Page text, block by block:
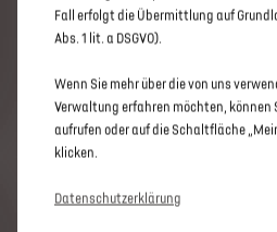
Fall erfolgt die Übermittlung auf
Abs. 1 lit. a DSGVO).
Wenn Sie mehr über die von uns
Verwaltung erfahren möchten, können
aufrufen oder auf die Schaltfläche
klicken.
Datenschutzerklärung